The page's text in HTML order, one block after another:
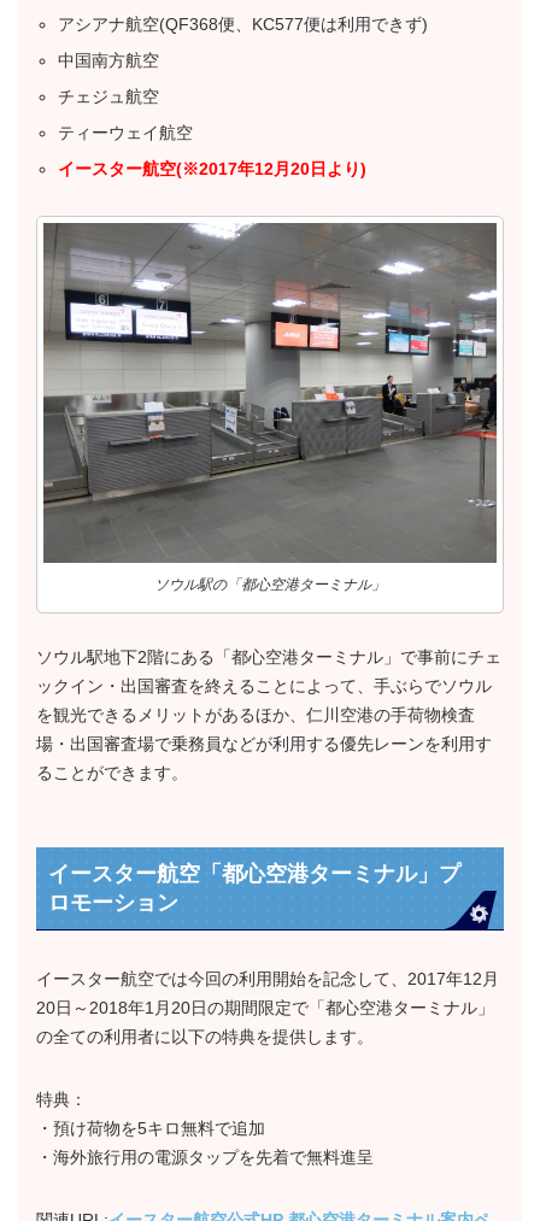
アシアナ航空(QF368便、KC577便は利用できず)
中国南方航空
チェジュ航空
ティーウェイ航空
イースター航空(※2017年12月20日より)
ソウル駅の「都心空港ターミナル」
ソウル駅地下2階にある「都心空港ターミナル」で事前にチェ
ックイン・出国審査を終えることによって、手ぶらでソウル
を観光できるメリットがあるほか、仁川空港の手荷物検査
場・出国審査場で乗務員などが利用する優先レーンを利用す
ることができます。
イースター航空「都心空港ターミナル」プ
ロモーション
イースター航空では今回の利用開始を記念して、2017年12月
20日～2018年1月20日の期間限定で「都心空港ターミナル」
の全ての利用者に以下の特典を提供します。
特典：
・預け荷物を5キロ無料で追加
・海外旅行用の電源タップを先着で無料進呈